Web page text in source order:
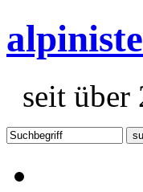
seit über